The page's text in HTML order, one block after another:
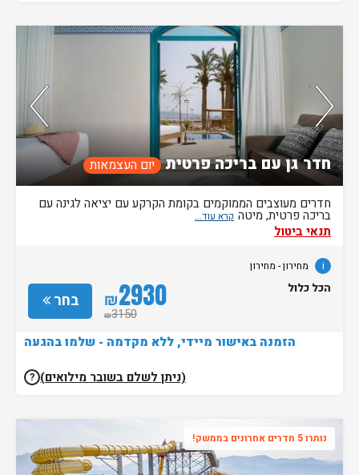
חדר גן עם בריכה פרטית יום העצמאות
חדרים מעוצבים הממוקמים בקומת הקרקע עם יציאה לגינה עם
בריכה פרטית, מיטה
תנאי ביטול
i מחירון- מחירון
בחר ₪2930
₪3150
הכל כלול
הזמנה באישור מיידי, ללא מקדמה - שלמו בהגעה
(ניתן לשלם בשובר מילואים) ?
נותרו 5 חדרים אחרונים בממשק!